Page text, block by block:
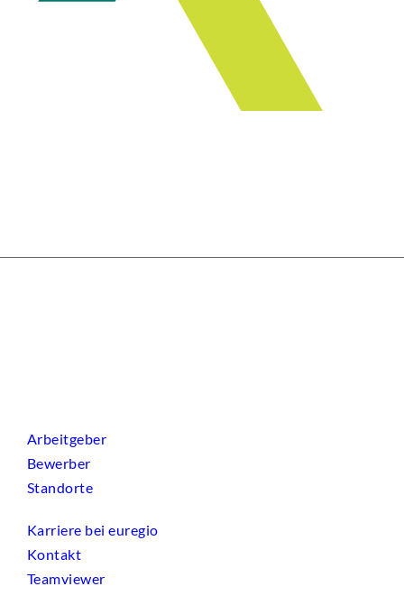
Arbeitgeber
Bewerber
Standorte
Karriere bei euregio
Kontakt
Teamviewer